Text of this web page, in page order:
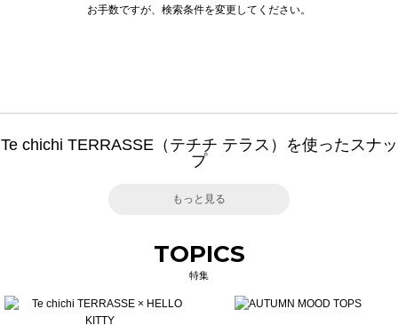
お手数ですが、検索条件を変更してください。
Te chichi TERRASSE（テチチ テラス）を使ったスナッ
プ
もっと見る
TOPICS
特集